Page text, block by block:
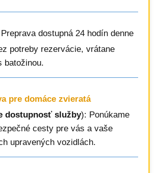
dostupná 24 hodín denne
potreby rezervácie, vrátane
batožinou.
pre domáce zvieratá
dostupnosť služby): Ponúkame
cesty pre vás a vaše
upravených vozidlách.